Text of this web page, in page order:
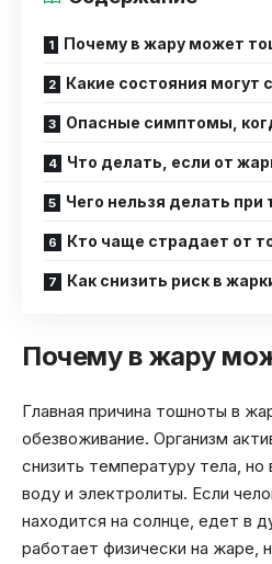
Почему в жару может
Какие состояния могут
Опасные симптомы,
Что делать, если от
Чего нельзя делать
Кто чаще страдает от
Как снизить риск в
Почему в жару
Главная причина тошноты в
обезвоживание. Организм
снизить температуру тела,
воду и электролиты. Если
находится на солнце, едет в
работает физически на жаре,